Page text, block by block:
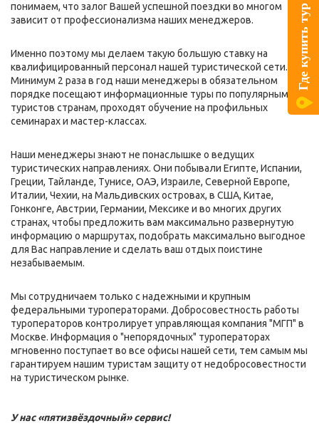
понимаем, что залог Вашей успешной поездки во многом
зависит от профессионализма наших менеджеров.
Именно поэтому мы делаем такую большую ставку на
квалифицированный персонал нашей туристической сети.
Минимум 2 раза в год наши менеджеры в обязательном
порядке посещают информационные туры по популярным у
туристов странам, проходят обучение на профильных
семинарах и мастер-классах.
Наши менеджеры знают не понаслышке о ведущих
туристических направлениях. Они побывали Египте, Испании,
Греции, Тайланде, Тунисе, ОАЭ, Израиле, Северной Европе,
Италии, Чехии, на Мальдивских островах, в США, Китае,
Гонконге, Австрии, Германии, Мексике и во многих других
странах, чтобы предложить вам максимально развернутую
информацию о маршрутах, подобрать максимально выгодное
для Вас направление и сделать ваш отдых поистине
незабываемым.
Мы сотрудничаем только с надежными и крупным
федеральными туроператорами. Добросовестность работы
туроператоров контролирует управляющая компания "МГП" в
Москве. Информация о "непорядочных" туроператорах
мгновенно поступает во все офисы нашей сети, тем самым мы
гарантируем нашим туристам защиту от недобросовестности
на туристическом рынке.
У нас «пятизвёздочный» сервис!
Где купить тур